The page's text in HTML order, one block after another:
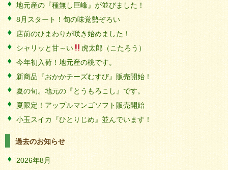
地元産の『種無し巨峰』が並びました！
8月スタート！旬の味覚勢ぞろい
店前のひまわりが咲き始めました！
シャリッと甘～い
虎太郎（こたろう）
今年初入荷！地元産の桃です。
新商品『おかかチーズむすび』販売開始！
夏の旬。地元の『とうもろこし』です。
夏限定！アップルマンゴソフト販売開始
小玉スイカ『ひとりじめ』並んでいます！
過去のお知らせ
2026年8月